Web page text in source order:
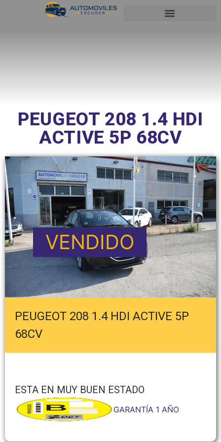
PEUGEOT 208 1.4 HDI
ACTIVE 5P 68CV
VENDIDO
PEUGEOT 208 1.4 HDI ACTIVE 5P
68CV
ESTA EN MUY BUEN ESTADO
GARANTÍA 1 AÑO